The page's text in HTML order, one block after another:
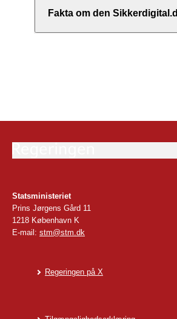
Fakta om den
Forbrugerrådet TÆNK.
i Danmark.
Materialet i den
lanceringsindsats er
som følge af online svindel
Statsministeriet
Prins Jørgens Gård 11
1218 København K
E-mail: stm@stm.dk
Regeringen på X